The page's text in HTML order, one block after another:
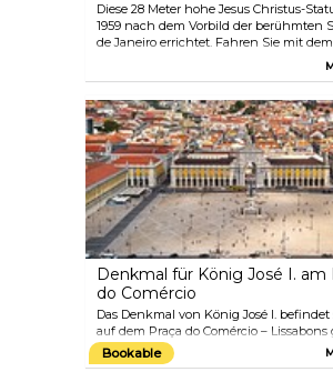
Diese 28 Meter hohe Jesus Christus-
1959 nach dem Vorbild der berühmten
de Janeiro errichtet. Fahren Sie mit
Denkmal für König José I. am
do Comércio
Das Denkmal von König José I.
auf dem Praça do Comércio – Lissabons
Platz. Der Platz, der von den
noch oft als Terreiro do Paço
Bookable